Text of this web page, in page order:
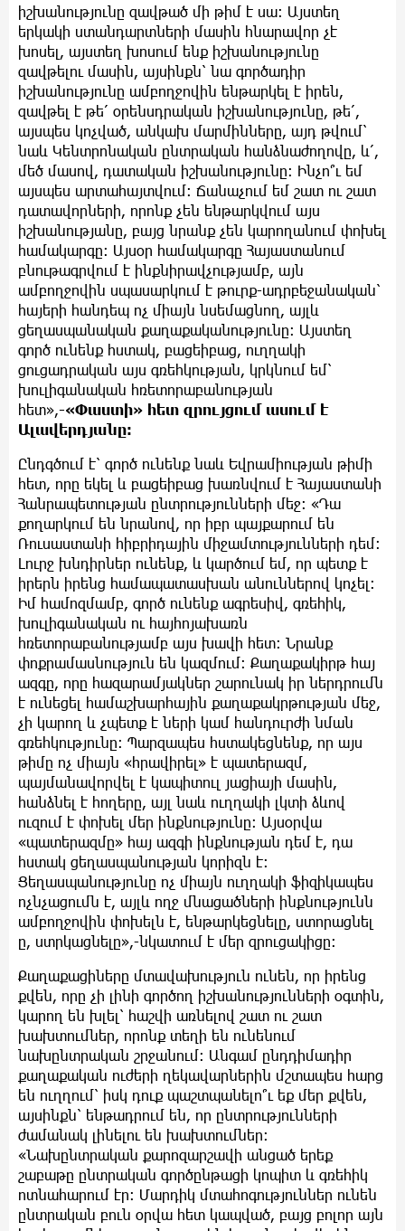
իշխանությունը զավթած մի թիմ է սա։ Այստեղ
երկակի ստանդարտների մասին հնարավոր չէ
խոսել, այստեղ խոսում ենք իշխանությունը
զավթելու մասին, այսինքն՝ նա գործադիր
իշխանությունը ամբողջովին ենթարկել է իրեն,
զավթել է թե՛ օրենսդրական իշխանությունը, թե՛,
այսպես կոչված, անկախ մարմինները, այդ թվում՝
նաև Կենտրոնական ընտրական հանձնաժողովը, և՛,
մեծ մասով, դատական իշխանությունը։ Ինչո՞ւ եմ
այսպես արտահայտվում։ Ճանաչում եմ շատ ու շատ
դատավորների, որոնք չեն ենթարկվում այս
իշխանությանը, բայց նրանք չեն կարողանում փոխել
համակարգը։ Այսօր համակարգը Հայաստանում
բնութագրվում է ինքնիրավչությամբ, այն
ամբողջովին սպասարկում է թուրք-ադրբեջանական՝
հայերի հանդեպ ոչ միայն նսեմացնող, այլև
ցեղասպանական քաղաքականությունը։ Այստեղ
գործ ունենք հստակ, բացեիբաց, ուղղակի
ցուցադրական այս գռեհկության, կրկնում եմ՝
խուլիգանական հռետորաբանության
հետ»,-«Փաստի» հետ զրույցում ասում է
Ալավերդյանը։
Ընդգծում է՝ գործ ունենք նաև Եվրամիության թիմի
հետ, որը եկել և բացեիբաց խառնվում է Հայաստանի
Հանրապետության ընտրությունների մեջ։ «Դա
քողարկում են նրանով, որ իբր պայքարում են
Ռուսաստանի հիբրիդային միջամտությունների դեմ։
Լուրջ խնդիրներ ունենք, և կարծում եմ, որ պետք է
իրերն իրենց համապատասխան անուններով կոչել։
Իմ համոզմամբ, գործ ունենք ագրեսիվ, գռեհիկ,
խուլիգանական ու հայհոյախառն
հռետորաբանությամբ այս խավի հետ։ Նրանք
փոքրամասնություն են կազմում։ Քաղաքակիրթ հայ
ազգը, որը հազարամյակներ շարունակ իր ներդրումն
է ունեցել համաշխարհային քաղաքակրթության մեջ,
չի կարող և չպետք է ների կամ հանդուրժի նման
գռեհկությունը։ Պարզապես հստակեցնենք, որ այս
թիմը ոչ միայն «հրավիրել» է պատերազմ,
պայմանավորվել է կապիտուլ յացիայի մասին,
հանձնել է հողերը, այլ նաև ուղղակի լկտի ձևով
ուզում է փոխել մեր ինքնությունը։ Այսօրվա
«պատերազմը» հայ ազգի ինքնության դեմ է, դա
հստակ ցեղասպանության կորիզն է։
Ցեղասպանությունը ոչ միայն ուղղակի ֆիզիկապես
ոչնչացումն է, այլև ողջ մնացածների ինքնությունն
ամբողջովին փոխելն է, ենթարկեցնելը, ստորացնել
ը, ստրկացնելը»,-նկատում է մեր զրուցակիցը։
Քաղաքացիները մտավախություն ունեն, որ իրենց
քվեն, որը չի լինի գործող իշխանությունների օգտին,
կարող են խլել՝ հաշվի առնելով շատ ու շատ
խախտումներ, որոնք տեղի են ունենում
նախընտրական շրջանում։ Անգամ ընդդիմադիր
քաղաքական ուժերի ղեկավարներին մշտապես հարց
են ուղղում՝ իսկ դուք պաշտպանելո՞ւ եք մեր քվեն,
այսինքն՝ ենթադրում են, որ ընտրությունների
ժամանակ լինելու են խախտումներ։
«Նախընտրական քարոզարշավի անցած երեք
շաբաթը ընտրական գործընթացի կոպիտ և գռեհիկ
ոտնահարում էր։ Մարդիկ մտահոգություններ ունեն
ընտրական բուն օրվա հետ կապված, բայց բոլոր այն